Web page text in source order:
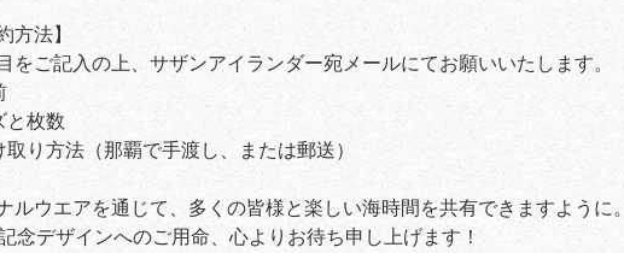
方法】
をご記入の上、サザンアイランダー宛メールにてお願いいたします。
と枚数
取り方法（那覇で手渡し、または郵送）
ルウエアを通じて、多くの皆様と楽しい海時間を共有できますように。
念デザインへのご用命、心よりお待ち申し上げます！